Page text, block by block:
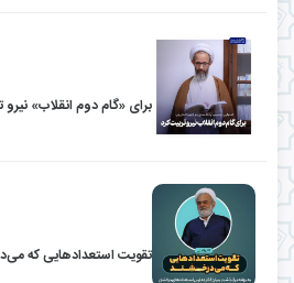
برای «گام دوم انقلاب» نیرو
تقویت استعدادهایی که